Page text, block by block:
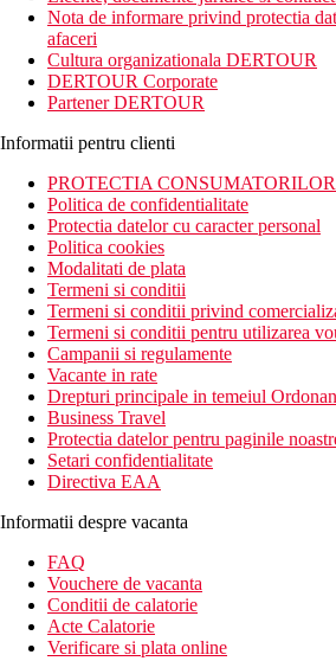
4*, Wi-Fi gratuit, aer conditionat si
ofera un bar, un restaurant si parcare
Distanta
gara: aproximativ 3 km
Aeroportul International Avram
104 km
Restaurante, baruri si magazine:
Descrierea camerei
Camerele beneficiaza de:
Birou
Seif
Masa
Etaje superioare accesibile cu
TV cu ecran plat
Serviciu de trezire
Prosoape
Facilitati de calcat
Priza langa pat
TV
Minibar
Incalzire
Izolare fonica
Plasa de tantari
Aer conditionat
Suport de haine
Nota de informare privind protectia
afaceri
Cultura organizationala DERTOUR
DERTOUR Corporate
Partener DERTOUR
Informatii pentru clienti
PROTECTIA CONSUMATORILOR
Politica de confidentialitate
Protectia datelor cu caracter personal
Politica cookies
Modalitati de plata
Termeni si conditii
Termeni si conditii privind
Termeni si conditii pentru utilizarea
Campanii si regulamente
Vacante in rate
Drepturi principale in temeiul
Business Travel
Protectia datelor pentru paginile
Setari confidentialitate
Directiva EAA
Informatii despre vacanta
FAQ
Vouchere de vacanta
Conditii de calatorie
Acte Calatorie
Verificare si plata online